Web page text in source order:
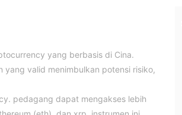
yang berbasis di Cina.
valid menimbulkan potensi risiko,
pedagang dapat mengakses lebih